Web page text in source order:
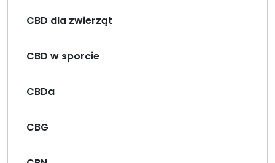
CBD dla zwierząt
CBD w sporcie
CBDa
CBG